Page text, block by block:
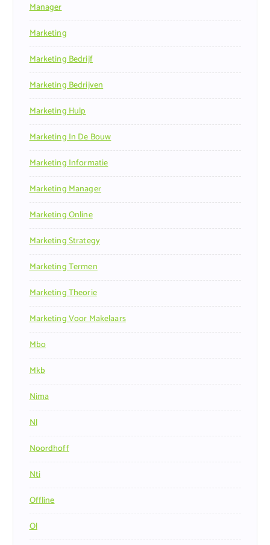
Manager
Marketing
Marketing Bedrijf
Marketing Bedrijven
Marketing Hulp
Marketing In De Bouw
Marketing Informatie
Marketing Manager
Marketing Online
Marketing Strategy
Marketing Termen
Marketing Theorie
Marketing Voor Makelaars
Mbo
Mkb
Nima
Nl
Noordhoff
Nti
Offline
Ol